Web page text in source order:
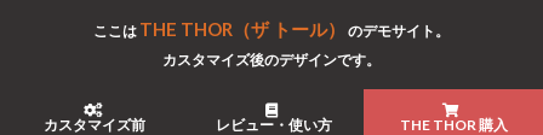
ここは THE THOR（ザ トール）
のデモサイト。
カスタマイズ後のデザインです。
THE THOR 購入
レビュー・使い方
カスタマイズ前